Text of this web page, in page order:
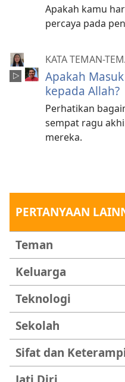
Apakah kamu
percaya pada
KATA TEMAN-
Apakah
kepada Allah?
Perhatikan
sempat ragu
mereka.
PERTANYAAN
Teman
Keluarga
Teknologi
Sekolah
Sifat dan